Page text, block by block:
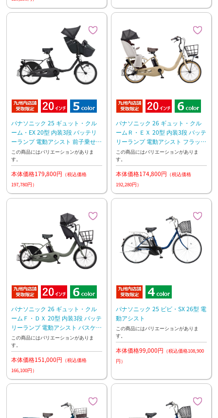
パナソニック 25 ギュット・クル
ーム・EX 20型 内装3段 バッテリ
ーランプ 電動アシスト 前子乗せモ
デル
この商品にはバリエーションがありま
す。
本体価格179,800円 （税込価格
197,780円）
パナソニック 26 ギュット・クル
ームＲ・ＥＸ 20型 内装3段 バッテ
リーランプ 電動アシスト フラッグ
シップモデル ラクイック 押し歩き
この商品にはバリエーションがありま
す。
本体価格174,800円 （税込価格
192,280円）
パナソニック 26 ギュット・クル
ームＦ・ＤＸ 20型 内装3段 バッテ
リーランプ 電動アシスト バスケッ
ト標準装備 前子乗せモデル
この商品にはバリエーションがありま
す。
本体価格151,000円 （税込価格
166,100円）
パナソニック 25 ビビ・SX 26型 電
動アシスト
この商品にはバリエーションがありま
す。
本体価格99,000円 （税込価格108,900
円）